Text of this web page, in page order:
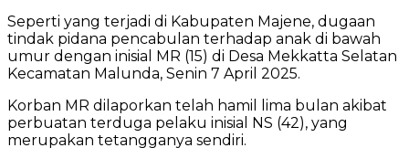
Seperti yang terjadi di Kabupaten Majene, dugaan
tindak pidana pencabulan terhadap anak di bawah
umur dengan inisial MR (15) di Desa Mekkatta Selatan
Kecamatan Malunda, Senin 7 April 2025.
Korban MR dilaporkan telah hamil lima bulan akibat
perbuatan terduga pelaku inisial NS (42), yang
merupakan tetangganya sendiri.